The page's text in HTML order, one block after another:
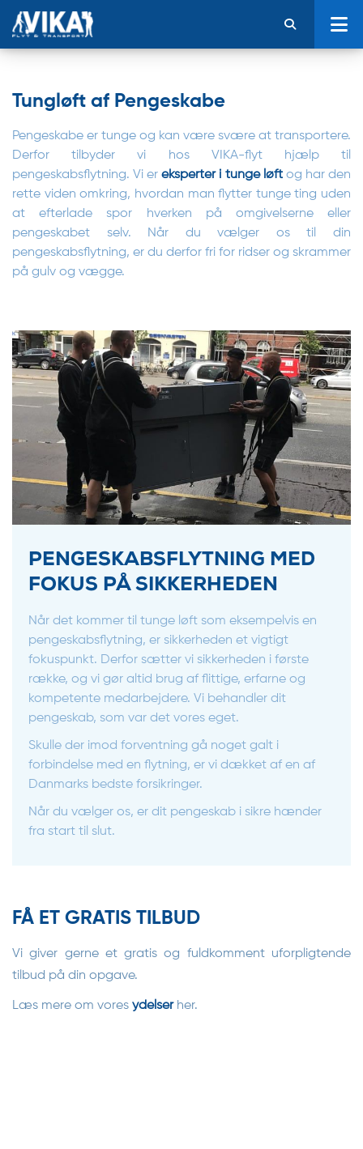
Tungløft af Pengeskabe
Pengeskabe er tunge og kan være svære at transportere.
Derfor tilbyder vi hos VIKA-flyt hjælp til
pengeskabsflytning. Vi ereksperter i tunge løftog har den
rette viden omkring, hvordan man flytter tunge ting uden
at efterlade spor hverken på omgivelserne eller
pengeskabet selv. Når du vælger os til din
pengeskabsflytning, er du derfor fri for ridser og skrammer
på gulv og vægge.
PENGESKABSFLYTNING MED
FOKUS PÅ SIKKERHEDEN
Når det kommer til tunge løft som eksempelvis en
pengeskabsflytning, er sikkerheden et vigtigt
fokuspunkt. Derfor sætter vi sikkerheden i første
række, og vi gør altid brug af flittige, erfarne og
kompetente medarbejdere. Vi behandler dit
pengeskab, som var det vores eget.
Skulle der imod forventning gå noget galt i
forbindelse med en flytning, er vi dækket af en af
Danmarks bedste forsikringer.
Når du vælger os, er dit pengeskab i sikre hænder
fra start til slut.
FÅ ET GRATIS TILBUD
Vi giver gerne et gratis og fuldkomment uforpligtende
tilbud på din opgave.
Læs mere om vores ydelserher.